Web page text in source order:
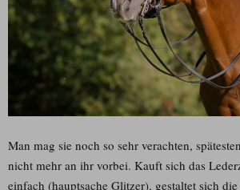
Man mag sie noch so sehr verachten,
nicht mehr an ihr vorbei. Kauft sich das
einfach (hauptsache Glitzer), gestaltet sich